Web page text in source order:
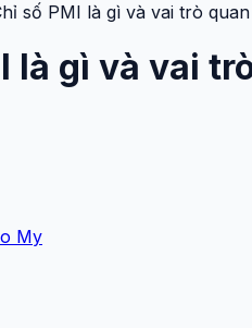
số PMI là gì và vai trò
là gì và vai
My